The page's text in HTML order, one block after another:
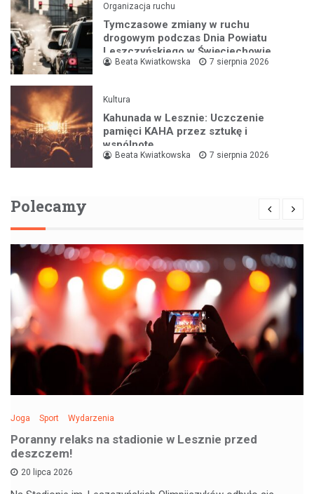
Organizacja ruchu
Tymczasowe zmiany w ruchu
drogowym podczas Dnia Powiatu
Leszczyńskiego w Święciechowie
Beata Kwiatkowska 7 sierpnia 2026
Kultura
Kahunada w Lesznie: Uczczenie
pamięci KAHA przez sztukę i
wspólnotę
Beata Kwiatkowska 7 sierpnia 2026
Polecamy
Joga Sport Wydarzenia
Poranny relaks na stadionie w Lesznie przed
deszczem!
20 lipca 2026